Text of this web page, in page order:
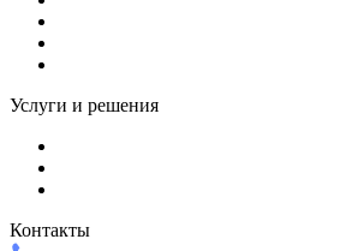
Услуги и решения
Контакты